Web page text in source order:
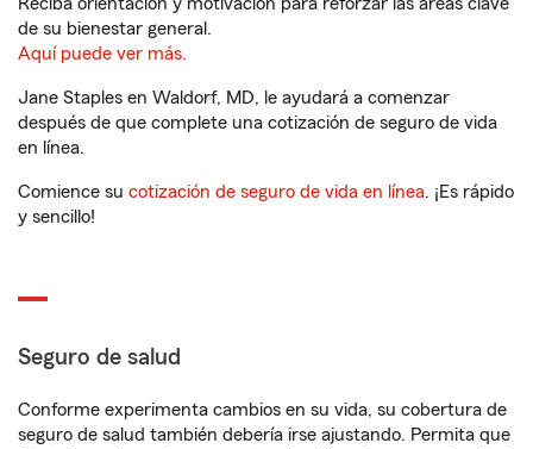
Reciba orientación y motivación para reforzar las áreas clave
de su bienestar general.
Aquí puede ver más.
Jane Staples en Waldorf, MD, le ayudará a comenzar
después de que complete una cotización de seguro de vida
en línea.
Comience su cotización de seguro de vida en línea. ¡Es rápido
y sencillo!
Seguro de salud
Conforme experimenta cambios en su vida, su cobertura de
seguro de salud también debería irse ajustando. Permita que